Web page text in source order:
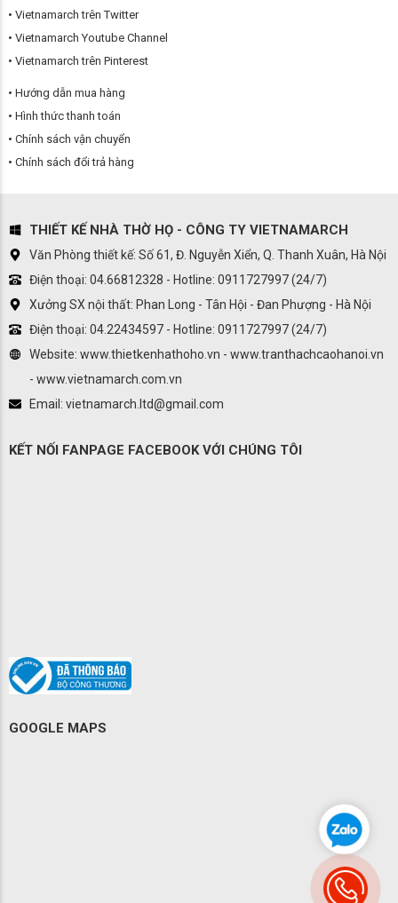
Vietnamarch trên Twitter
Vietnamarch Youtube Channel
Vietnamarch trên Pinterest
Hướng dẫn mua hàng
Hình thức thanh toán
Chính sách vận chuyển
Chính sách đổi trả hàng
THIẾT KẾ NHÀ THỜ HỌ - CÔNG TY VIETNAMARCH
Văn Phòng thiết kế: Số 61, Đ. Nguyễn Xiển, Q. Thanh Xuân, Hà Nội
Điện thoại: 04.66812328 - Hotline: 0911727997 (24/7)
Xưởng SX nội thất: Phan Long - Tân Hội - Đan Phượng - Hà Nội
Điện thoại: 04.22434597 - Hotline: 0911727997 (24/7)
Website: www.thietkenhathoho.vn - www.tranthachcaohanoi.vn
- www.vietnamarch.com.vn
Email: vietnamarch.ltd@gmail.com
KẾT NỐI FANPAGE FACEBOOK VỚI CHÚNG TÔI
GOOGLE MAPS